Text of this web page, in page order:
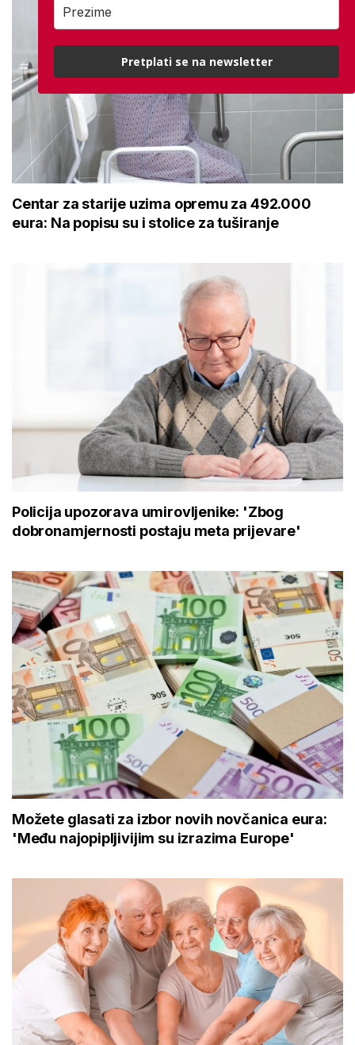
Centar za starije uzima opremu za 492.000
eura: Na popisu su i stolice za tuširanje
Policija upozorava umirovljenike: 'Zbog
dobronamjernosti postaju meta prijevare'
Možete glasati za izbor novih novčanica eura:
'Među najopipljivijim su izrazima Europe'
Pretplati se na newsletter